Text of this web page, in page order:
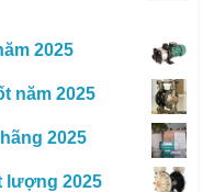
2025
năm 2025
2025
lượng 2025